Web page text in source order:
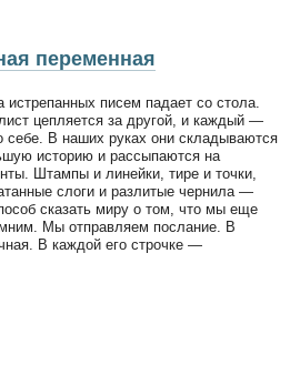
переменная
истрепанных писем падает со стола.
цепляется за другой, и каждый —
себе. В наших руках они складываются
историю и рассыпаются на
Штампы и линейки, тире и точки,
слоги и разлитые чернила —
сказать миру о том, что мы еще
Мы отправляем послание. В
В каждой его строчке —